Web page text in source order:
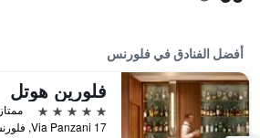
أفضل الفنادق في فلورنس
فلورين هوتل
5 نجوم
ممتاز 8.9